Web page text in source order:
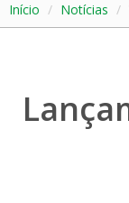
Início Notícias